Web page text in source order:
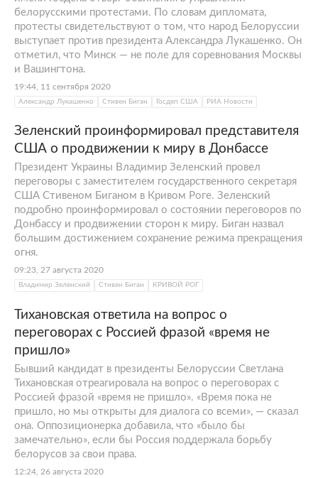
белорусскими протестами. По словам дипломата,
протесты свидетельствуют о том, что народ Белоруссии
выступает против президента Александра Лукашенко. Он
отметил, что Минск — не поле для соревнования Москвы
и Вашингтона.
19:44, 11 сентября 2020
Александр Лукашенко Стивен Биган Госдеп США РИА Новости
Зеленский проинформировал представителя
США о продвижении к миру в Донбассе
Президент Украины Владимир Зеленский провел
переговоры с заместителем государственного секретаря
США Стивеном Биганом в Кривом Роге. Зеленский
подробно проинформировал о состоянии переговоров по
Донбассу и продвижении сторон к миру. Биган назвал
большим достижением сохранение режима прекращения
огня.
09:23, 27 августа 2020
Владимир Зеленский Стивен Биган КРИВОЙ РОГ
Тихановская ответила на вопрос о
переговорах с Россией фразой «время не
пришло»
Бывший кандидат в президенты Белоруссии Светлана
Тихановская отреагировала на вопрос о переговорах с
Россией фразой «время не пришло». «Время пока не
пришло, но мы открыты для диалога со всеми», — сказал
она. Оппозиционерка добавила, что «было бы
замечательно», если бы Россия поддержала борьбу
белорусов за свои права.
12:24, 26 августа 2020